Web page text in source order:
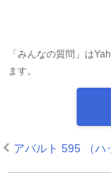
「みんなの質問」は
ます。
アバルト 595 （ハ